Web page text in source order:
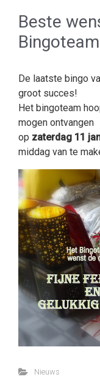
Beste
Bingoteam
De laatste bingo
groot succes!
Het bingoteam
mogen ontvangen
op zaterdag 11
middag van te
Nieuws